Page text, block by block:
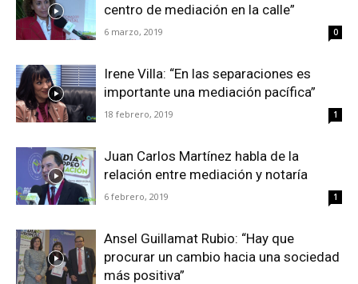
centro de mediación en la calle”
6 marzo, 2019 0
Irene Villa: “En las separaciones es
importante una mediación pacífica”
18 febrero, 2019 1
Juan Carlos Martínez habla de la
relación entre mediación y notaría
6 febrero, 2019 1
Ansel Guillamat Rubio: “Hay que
procurar un cambio hacia una sociedad
más positiva”